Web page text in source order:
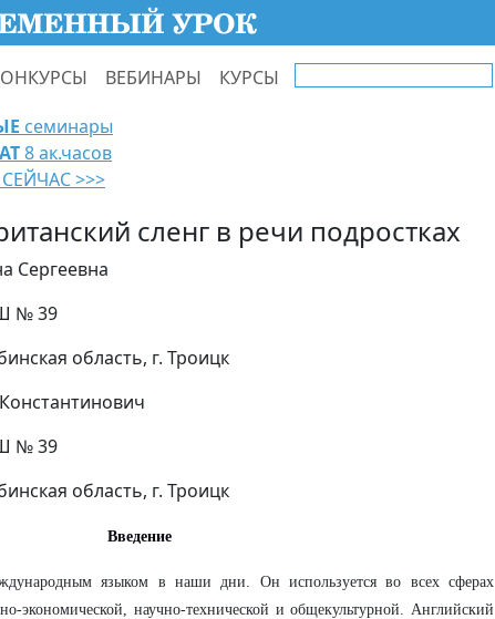
ВЕБИНАРЫ КУРСЫ
семинары
8 ак.часов
>>>
сленг в речи подростках
Сергеевна
№ 39
область, г. Троицк
№ 39
область, г. Троицк
Введение
языком в наши дни. Он используется во всех сферах
экономической, научно-технической и общекультурной. Английский